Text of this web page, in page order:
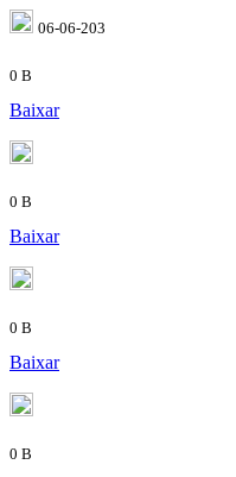
06-06-203
0 B
Baixar
0 B
Baixar
0 B
Baixar
0 B